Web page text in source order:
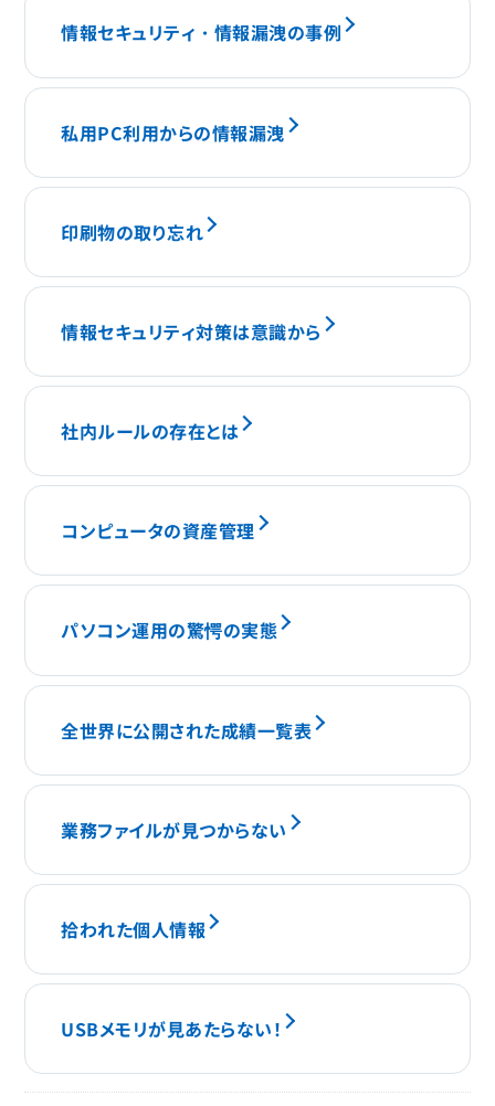
情報セキュリティ・情報漏洩の事例
私用PC利用からの情報漏洩
印刷物の取り忘れ
情報セキュリティ対策は意識から
社内ルールの存在とは
コンピュータの資産管理
パソコン運用の驚愕の実態
全世界に公開された成績一覧表
業務ファイルが見つからない
拾われた個人情報
USBメモリが見あたらない！